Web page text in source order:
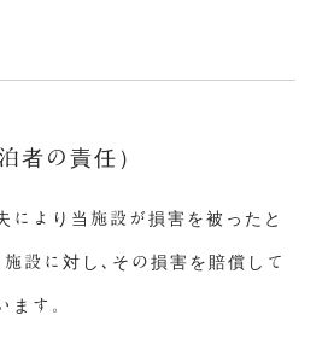
者の責任）
により当施設が損害を被ったと
設に対し､その損害を賠償して
ます。